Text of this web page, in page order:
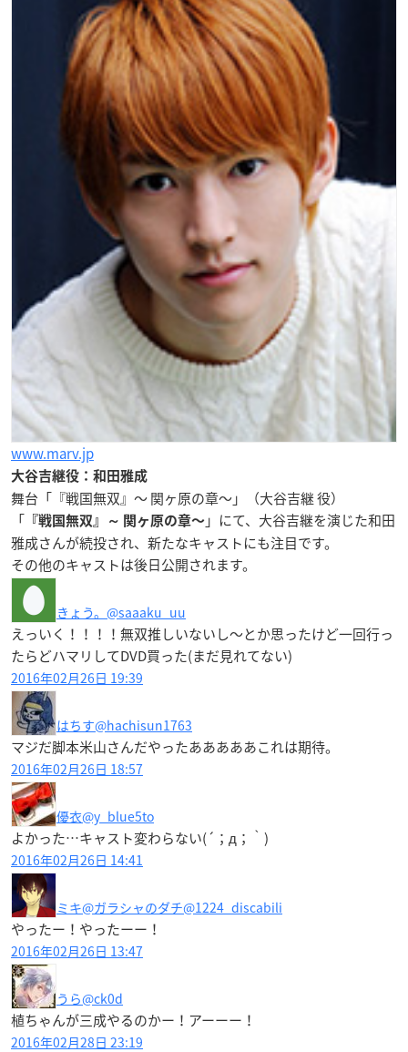
www.marv.jp
大谷吉継役：和田雅成
舞台「『戦国無双』～ 関ヶ原の章～」（大谷吉継 役）
「 『戦国無双』～ 関ヶ原の章〜 」にて、大谷吉継を演じた和田
雅成さんが続投され、新たなキャストにも注目です。
その他のキャストは後日公開されます。
きょう。 @saaaku_uu
えっいく！！！！無双推しいないし〜とか思ったけど一回行っ
たらどハマリしてDVD買った(まだ見れてない)
2016年02月26日 19:39
はちす@hachisun1763
マジだ脚本米山さんだやったあああああこれは期待。
2016年02月26日 18:57
優衣@y_blue5to
よかった…キャスト変わらない(´；д；｀)
2016年02月26日 14:41
ミキ@ガラシャのダチ@1224_discabili
やったー！やったーー！
2016年02月26日 13:47
うら@ck0d
植ちゃんが三成やるのかー！アーーー！
2016年02月28日 23:19